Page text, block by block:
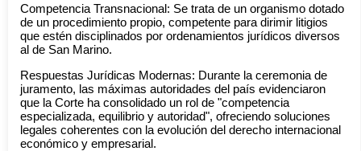
Competencia Transnacional: Se trata de un organismo dotado
de un procedimiento propio, competente para dirimir litigios
que estén disciplinados por ordenamientos jurídicos diversos
al de San Marino.
Respuestas Jurídicas Modernas: Durante la ceremonia de
juramento, las máximas autoridades del país evidenciaron
que la Corte ha consolidado un rol de "competencia
especializada, equilibrio y autoridad", ofreciendo soluciones
legales coherentes con la evolución del derecho internacional
económico y empresarial.